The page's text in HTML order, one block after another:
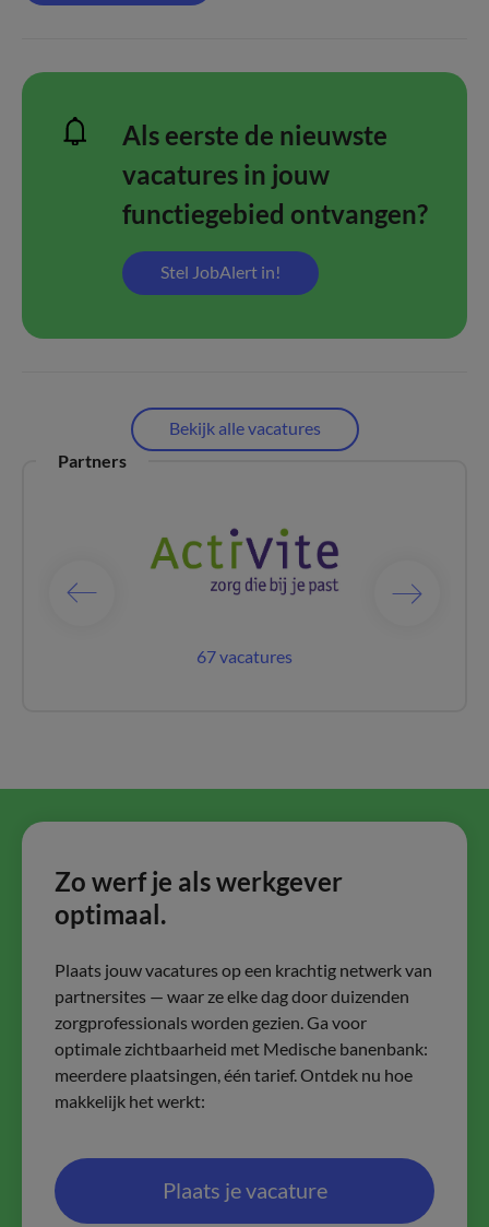
Als eerste de nieuwste
vacatures in jouw
functiegebied ontvangen?
Stel JobAlert in!
Bekijk alle vacatures
Partners
67 vacatures
Zo werf je als werkgever
optimaal.
Plaats jouw vacatures op een krachtig netwerk van
partnersites — waar ze elke dag door duizenden
zorgprofessionals worden gezien. Ga voor
optimale zichtbaarheid met Medische banenbank:
meerdere plaatsingen, één tarief. Ontdek nu hoe
makkelijk het werkt:
Plaats je vacature